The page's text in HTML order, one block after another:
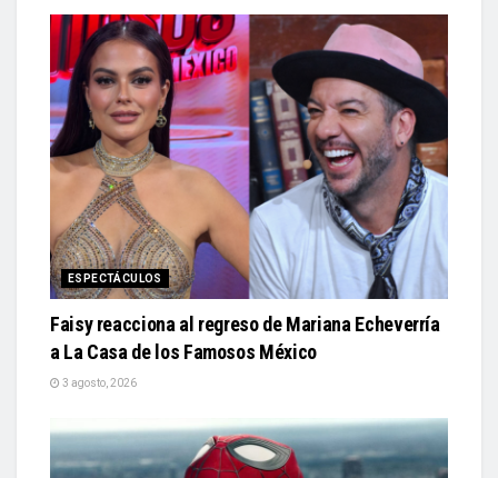
ESPECTÁCULOS
Faisy reacciona al regreso de Mariana Echeverría
a La Casa de los Famosos México
3 agosto, 2026